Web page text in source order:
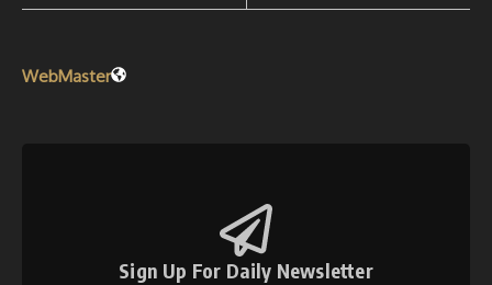
WebMaster
Sign Up For Daily Newsletter